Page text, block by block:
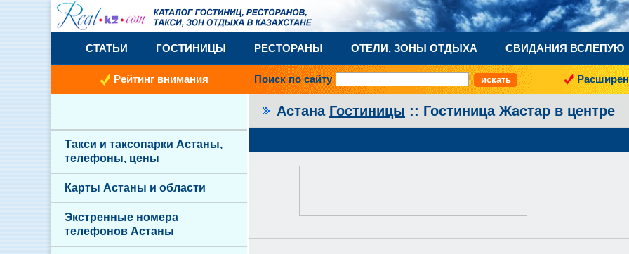
СТАТЬИ ГОСТИНИЦЫ РЕСТОРАНЫ ОТЕЛИ, ЗОНЫ ОТДЫХА СВИДАНИЯ ВСЛЕПУЮ
Рейтинг внимания Поиск по сайту
Астана Гостиницы :: Гостиница Жастар в центре
Такси и таксопарки Астаны,
телефоны, цены
Карты Астаны и области
Экстренные номера
телефонов Астаны